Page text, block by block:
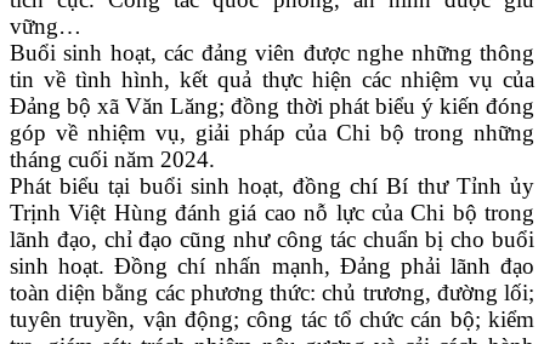
vững…
Buổi sinh hoạt, các đảng viên được nghe những thông
tin về tình hình, kết quả thực hiện các nhiệm vụ của
Đảng bộ xã Văn Lăng; đồng thời phát biểu ý kiến đóng
góp về nhiệm vụ, giải pháp của Chi bộ trong những
tháng cuối năm 2024.
Phát biểu tại buổi sinh hoạt, đồng chí Bí thư Tỉnh ủy
Trịnh Việt Hùng đánh giá cao nỗ lực của Chi bộ trong
lãnh đạo, chỉ đạo cũng như công tác chuẩn bị cho buổi
sinh hoạt. Đồng chí nhấn mạnh, Đảng phải lãnh đạo
toàn diện bằng các phương thức: chủ trương, đường lối;
tuyên truyền, vận động; công tác tổ chức cán bộ; kiểm